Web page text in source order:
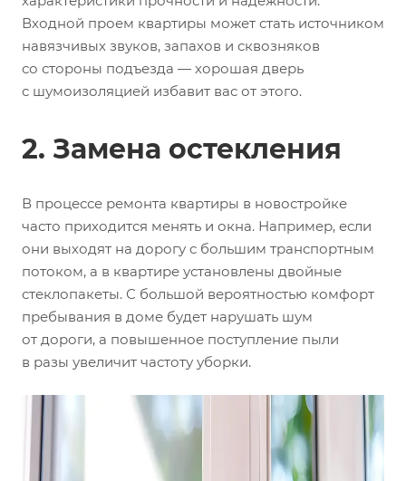
Входной проем квартиры может стать источником
навязчивых звуков, запахов и сквозняков
со стороны подъезда — хорошая дверь
с шумоизоляцией избавит вас от этого.
2. Замена остекления
В процессе ремонта квартиры в новостройке
часто приходится менять и окна. Например, если
они выходят на дорогу с большим транспортным
потоком, а в квартире установлены двойные
стеклопакеты. С большой вероятностью комфорт
пребывания в доме будет нарушать шум
от дороги, а повышенное поступление пыли
в разы увеличит частоту уборки.